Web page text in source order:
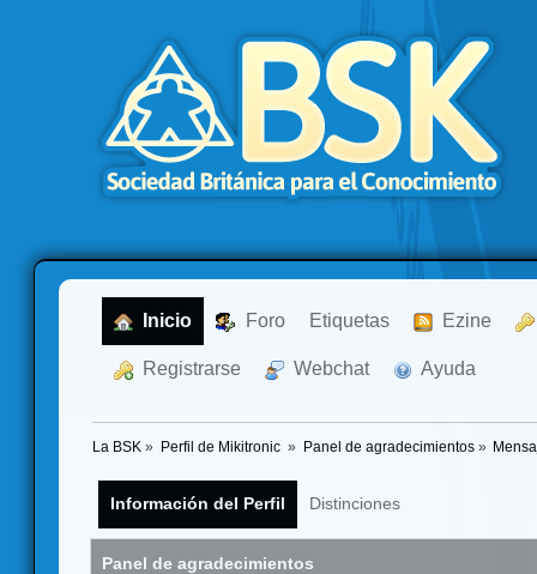
Inicio Foro Etiquetas Ezine
Registrarse Webchat Ayuda
La BSK » Perfil de Mikitronic » Panel de agradecimientos»
Información del Perfil Distinciones
Panel de agradecimientos